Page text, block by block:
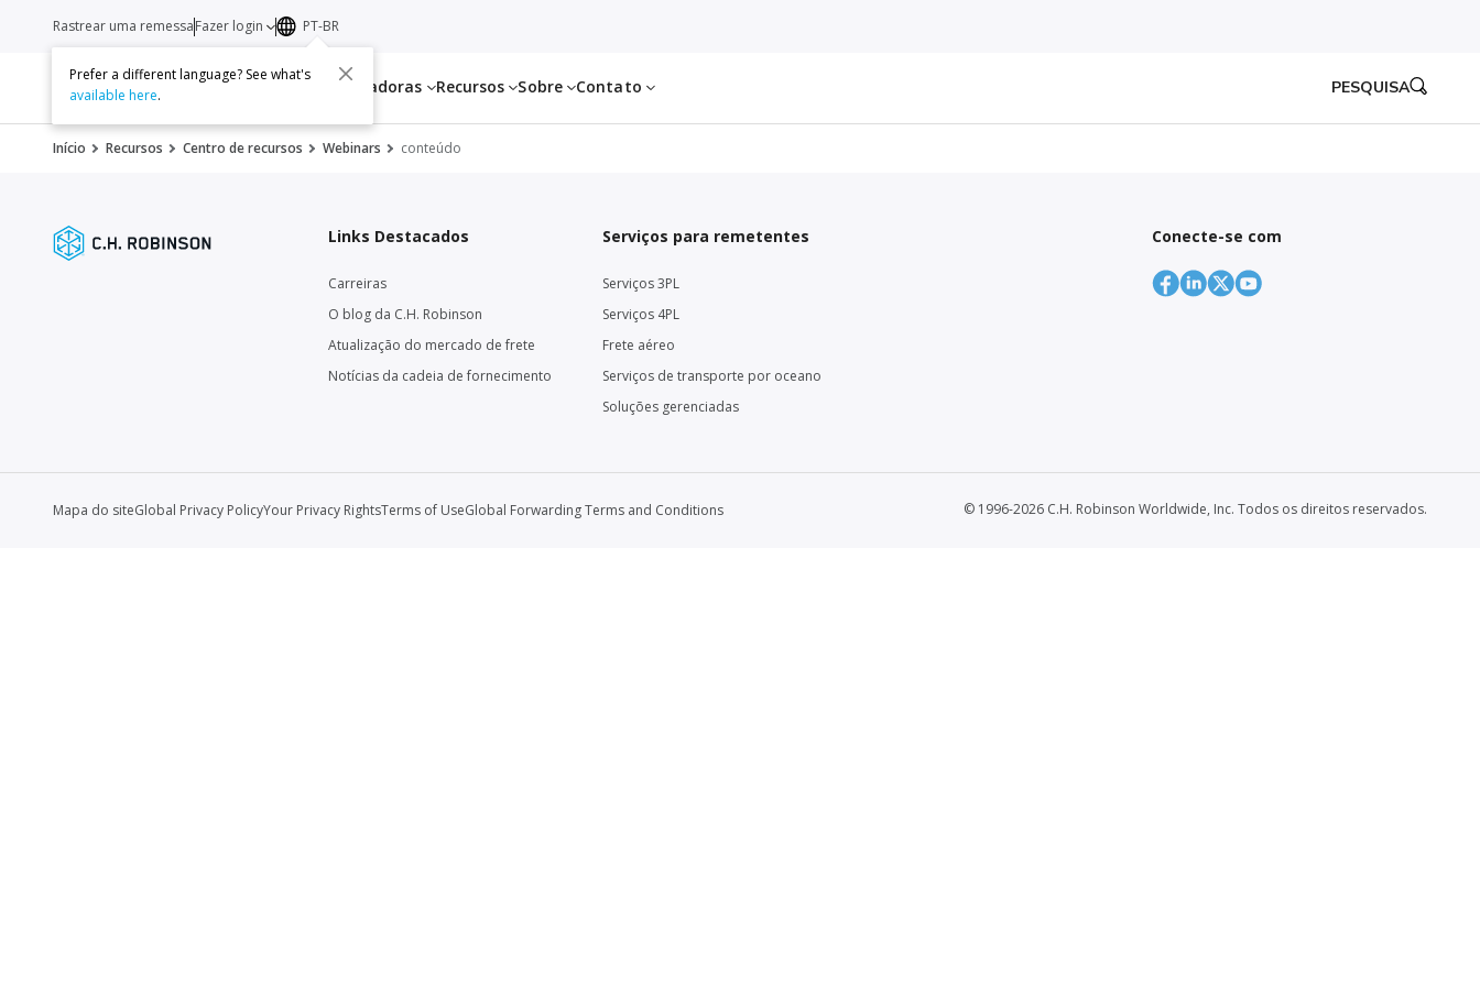
Serviços Transportadoras Recursos Sobre Contato
Rastrear uma remessaFazer login PT-BR
Prefer a different language? See what's
available here. PESQUISA
Início Recursos Centro de recursos Webinars conteúdo
Links Destacados
Carreiras
O blog da C.H. Robinson
Atualização do mercado de frete
Notícias da cadeia de fornecimento
Serviços para remetentes
Serviços 3PL
Serviços 4PL
Frete aéreo
Serviços de transporte por oceano
Soluções gerenciadas
Conecte-se com
Mapa do siteGlobal Privacy PolicyYour Privacy RightsTerms of UseGlobal Forwarding Terms and Conditions © 1996-2026 C.H. Robinson Worldwide, Inc. Todos os direitos reservados.